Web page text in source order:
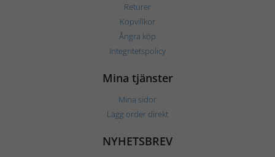
Returer
Köpvillkor
Ångra köp
Integritetspolicy
Mina tjänster
Mina sidor
Lägg order direkt
NYHETSBREV